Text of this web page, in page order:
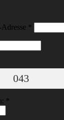
*
043
*